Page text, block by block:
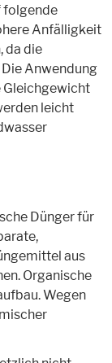
folgende
Anfälligkeit
da die
Anwendung
Gleichgewicht
leicht
Dünger für
aus
Organische
Wegen